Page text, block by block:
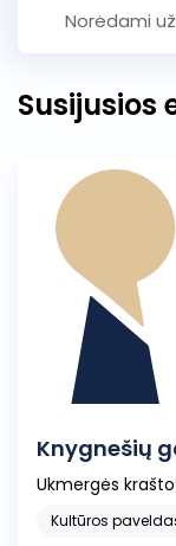
Norėdami
Susijusios
Knygnešių
Ukmergės
Kultūros